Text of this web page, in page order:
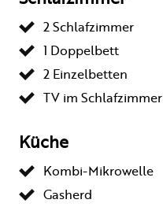
2 Schlafzimmer
1 Doppelbett
2 Einzelbetten
TV im Schlafzimmer
Küche
Kombi-Mikrowelle
Gasherd